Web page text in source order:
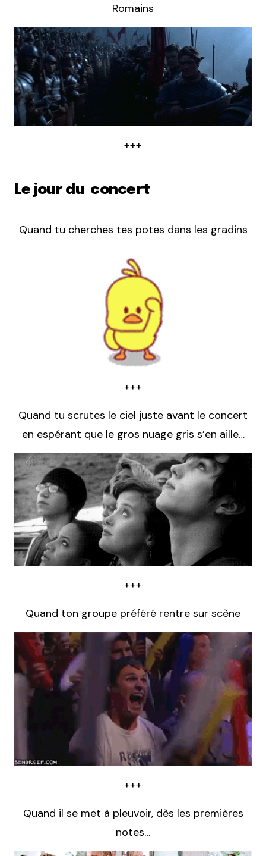
Romains
+++
Le jour du concert
Quand tu cherches tes potes dans les gradins
+++
Quand tu scrutes le ciel juste avant le concert
en espérant que le gros nuage gris s’en aille…
+++
Quand ton groupe préféré rentre sur scène
+++
Quand il se met à pleuvoir, dès les premières
notes…